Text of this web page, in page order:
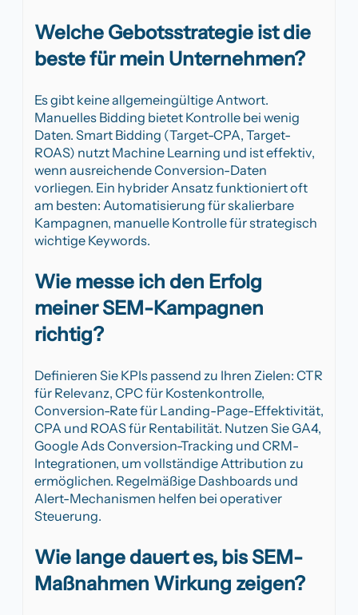
Welche Gebotsstrategie ist die
beste für mein Unternehmen?
Es gibt keine allgemeingültige Antwort.
Manuelles Bidding bietet Kontrolle bei wenig
Daten. Smart Bidding (Target-CPA, Target-
ROAS) nutzt Machine Learning und ist effektiv,
wenn ausreichende Conversion-Daten
vorliegen. Ein hybrider Ansatz funktioniert oft
am besten: Automatisierung für skalierbare
Kampagnen, manuelle Kontrolle für strategisch
wichtige Keywords.
Wie messe ich den Erfolg
meiner SEM-Kampagnen
richtig?
Definieren Sie KPIs passend zu Ihren Zielen: CTR
für Relevanz, CPC für Kostenkontrolle,
Conversion-Rate für Landing-Page-Effektivität,
CPA und ROAS für Rentabilität. Nutzen Sie GA4,
Google Ads Conversion-Tracking und CRM-
Integrationen, um vollständige Attribution zu
ermöglichen. Regelmäßige Dashboards und
Alert-Mechanismen helfen bei operativer
Steuerung.
Wie lange dauert es, bis SEM-
Maßnahmen Wirkung zeigen?